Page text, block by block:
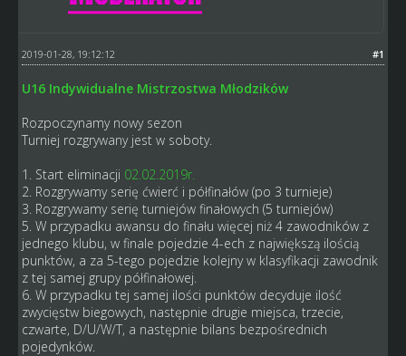
#1
2019-01-28, 19:12:12
U16 Indywidualne Mistrzostwa Młodzików
Rozpoczynamy nowy sezon
Turniej rozgrywany jest w soboty.
1. Start eliminacji 02.02.2019r.
2. Rozgrywamy serię ćwierć i półfinałów (po 3 turnieje)
3. Rozgrywamy serię turniejów finałowych (5 turniejów)
5. W przypadku awansu do finału więcej niż 4 zawodników z
jednego klubu, w finale pojedzie 4-ech z największą ilością
punktów, a za 5-tego pojedzie kolejny w klasyfikacji zawodnik
z tej samej grupy półfinałowej.
6. W przypadku tej samej ilości punktów decyduje ilość
zwycięstw biegowych, następnie drugie miejsca, trzecie,
czwarte, D/U/W/T, a następnie bilans bezpośrednich
pojedynków.